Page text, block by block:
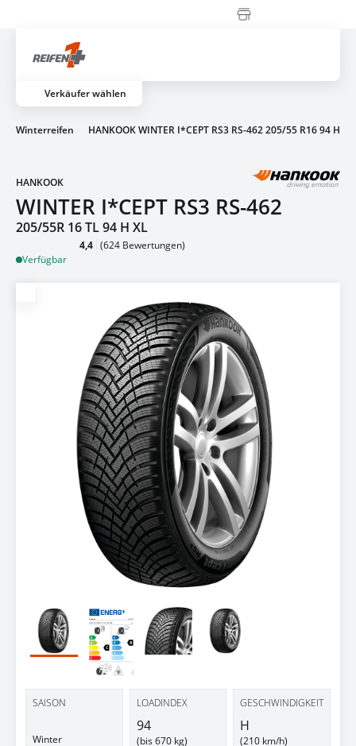
Verkäufer wählen
Winterreifen HANKOOK WINTER I*CEPT RS3 RS-462 205/55 R16 94 H
HANKOOK
WINTER I*CEPT RS3 RS-462
205/55R 16 TL 94 H XL
4,4 (624 Bewertungen)
Verfügbar
SAISON
Winter
LOADINDEX
94
(bis 670 kg)
GESCHWINDIGKEIT
H
(210 km/h)